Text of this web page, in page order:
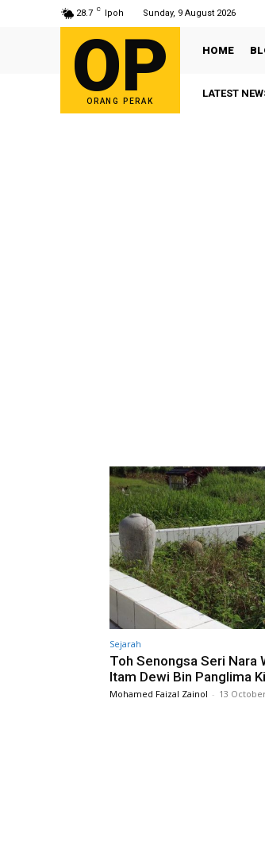
28.7 C Ipoh Sunday, 9 August 2026
OP
ORANG PERAK
HOME
LATEST
Sejarah
Toh Senongsa Seri Nara
Itam Dewi Bin Panglima
Mohamed Faizal Zainol - 13